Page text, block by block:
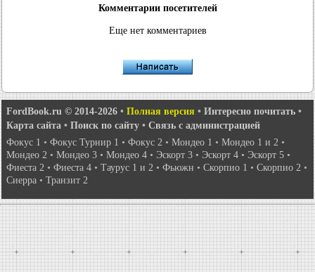
Комментарии посетителей
Еще нет комментариев
FordBook.ru © 2014-2026 • Полная версия • Интересно почитать •
Карта сайта • Поиск по сайту • Связь с администрацией
Фокус 1 • Фокус Турнир 1 • Фокус 2 • Мондео 1 • Мондео 1 и 2 •
Мондео 2 • Мондео 3 • Мондео 4 • Эскорт 3 • Эскорт 4 • Эскорт 5 •
Фиеста 2 • Фиеста 4 • Таурус 1 и 2 • Фьюжн • Скорпио 1 • Скорпио 2 •
Сиерра • Транзит 2